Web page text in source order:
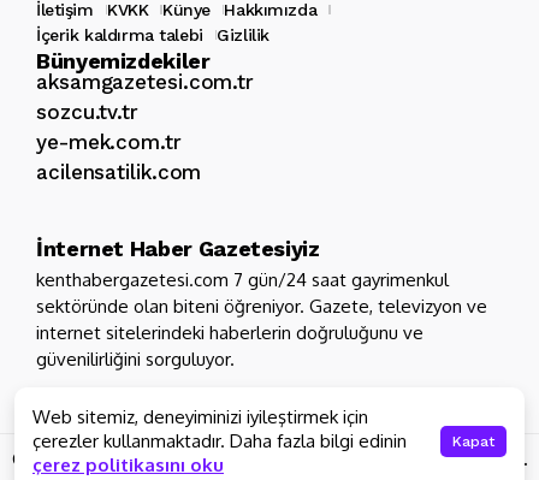
İletişim KVKK Künye
Hakkımızda
İçerik kaldırma talebi
Gizlilik
Bünyemizdekiler
aksamgazetesi.com.tr
sozcu.tv.tr
ye-mek.com.tr
acilensatilik.com
İnternet Haber Gazetesiyiz
kenthabergazetesi.com 7 gün/24 saat gayrimenkul
sektöründe olan biteni öğreniyor. Gazete, televizyon ve
internet sitelerindeki haberlerin doğruluğunu ve
güvenilirliğini sorguluyor.
Copyright 2026 - Tüm hakları saklıdır kenthabergazetesi.com.
Web sitemiz, deneyiminizi iyileştirmek için
çerezler kullanmaktadır. Daha fazla bilgi edinin
çerez politikasını oku
Kapat